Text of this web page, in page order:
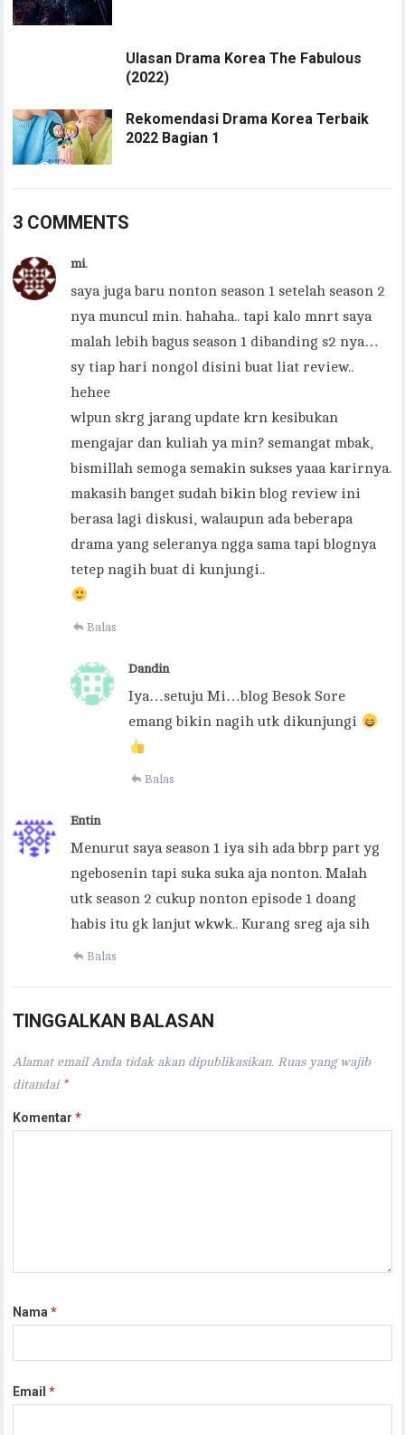
Ulasan Drama Korea The Fabulous
(2022)
Rekomendasi Drama Korea Terbaik
2022 Bagian 1
3 COMMENTS
mi.
saya juga baru nonton season 1 setelah season 2
nya muncul min. hahaha.. tapi kalo mnrt saya
malah lebih bagus season 1 dibanding s2 nya…
sy tiap hari nongol disini buat liat review..
hehee
wlpun skrg jarang update krn kesibukan
mengajar dan kuliah ya min? semangat mbak,
bismillah semoga semakin sukses yaaa karirnya.
makasih banget sudah bikin blog review ini
berasa lagi diskusi, walaupun ada beberapa
drama yang seleranya ngga sama tapi blognya
tetep nagih buat di kunjungi..
Balas
Dandin
Iya…setuju Mi…blog Besok Sore
emang bikin nagih utk dikunjungi
Balas
Entin
Menurut saya season 1 iya sih ada bbrp part yg
ngebosenin tapi suka suka aja nonton. Malah
utk season 2 cukup nonton episode 1 doang
habis itu gk lanjut wkwk.. Kurang sreg aja sih
Balas
TINGGALKAN BALASAN
Alamat email Anda tidak akan dipublikasikan. Ruas yang wajib
ditandai *
Komentar*
Nama*
Email*